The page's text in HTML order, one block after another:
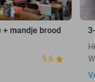
mandje brood
9.6